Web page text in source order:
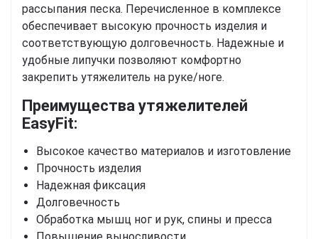
рассыпания песка. Перечисленное в комплексе
обеспечивает высокую прочность изделия и
соответствующую долговечность. Надежные и
удобные липучки позволяют комфортно
закрепить утяжелитель на руке/ноге.
Преимущества утяжелителей
EasyFit:
Высокое качество материалов и изготовление
Прочность изделия
Надежная фиксация
Долговечность
Обработка мышц ног и рук, спины и пресса